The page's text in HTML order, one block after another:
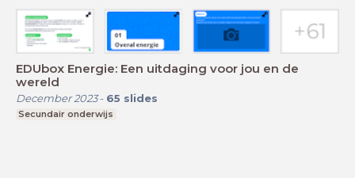
EDUbox Energie: Een uitdaging voor jou en de
wereld
December 2023- 65 slides
Secundair onderwijs